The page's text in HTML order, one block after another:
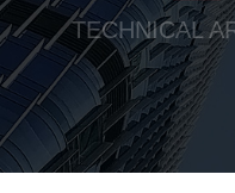
TECHNICAL